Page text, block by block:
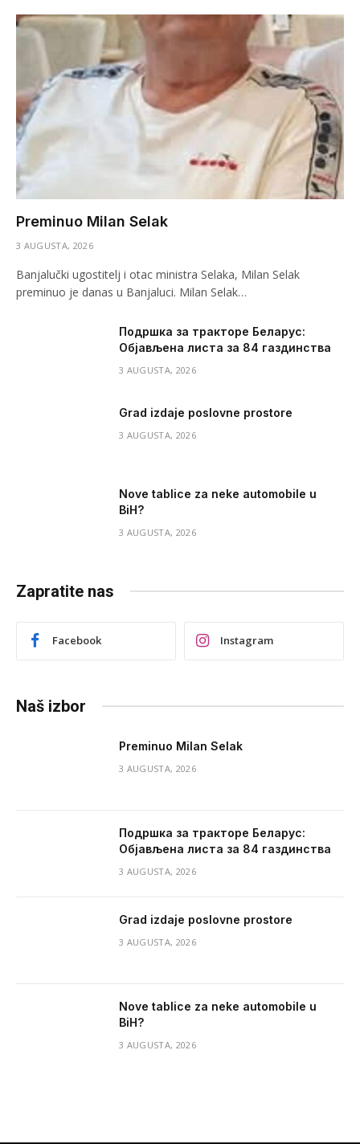
Preminuo Milan Selak
3 AUGUSTA, 2026
Banjalučki ugostitelj i otac ministra Selaka, Milan Selak
preminuo je danas u Banjaluci. Milan Selak…
Подршка за тракторе Беларус:
Објављена листа за 84 газдинства
3 AUGUSTA, 2026
Grad izdaje poslovne prostore
3 AUGUSTA, 2026
Nove tablice za neke automobile u
BiH?
3 AUGUSTA, 2026
Zapratite nas
Facebook Instagram
Naš izbor
Preminuo Milan Selak
3 AUGUSTA, 2026
Подршка за тракторе Беларус:
Објављена листа за 84 газдинства
3 AUGUSTA, 2026
Grad izdaje poslovne prostore
3 AUGUSTA, 2026
Nove tablice za neke automobile u
BiH?
3 AUGUSTA, 2026